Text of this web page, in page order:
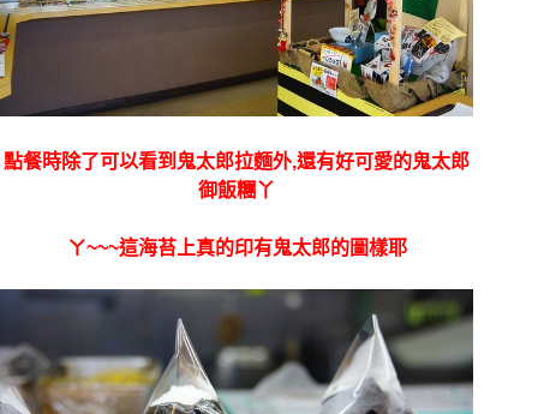
點餐時除了可以看到鬼太郎拉麵外,還有好可愛的鬼太郎
御飯糰丫
ㄚ~~~這海苔上真的印有鬼太郎的圖樣耶